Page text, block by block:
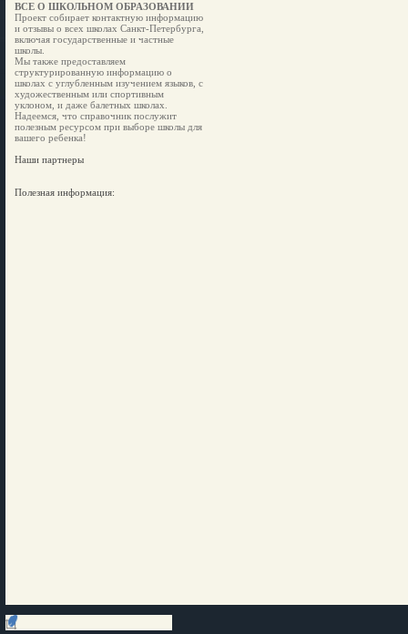
ВСЕ О ШКОЛЬНОМ ОБРАЗОВАНИИ
Проект собирает контактную информацию
и отзывы о всех школах Санкт-Петербурга,
включая государственные и частные
школы.
Мы также предоставляем
структурированную информацию о
школах с углубленным изучением языков, с
художественным или спортивным
уклоном, и даже балетных школах.
Надеемся, что справочник послужит
полезным ресурсом при выборе школы для
вашего ребенка!
Наши партнеры
Полезная информация: